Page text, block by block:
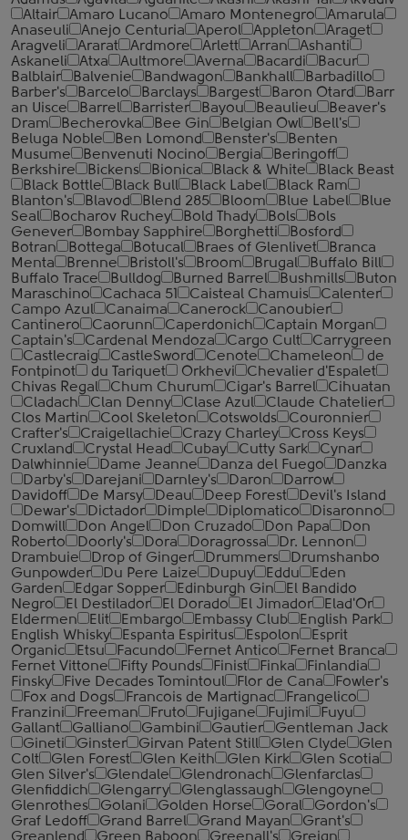
Altair
Amaro Lucano Amaro Montenegro
Amarula
Anaseuli
Anejo Centuria Aperol Appleton
Araget
Aragveli
Ararat Ardmore Arlett Arran
Ashanti
Askaneli
Atxa Aultmore Averna Bacardi
Bacur
Balblair
Balvenie Bandwagon Bankhall
Barbadillo
Barber's
Barcelo Barclays Bargest Baron Otard
Barr
an Uisce
Barrel Barrister Bayou Beaulieu
Beaver's
Dram
Becherovka Bee Gin Belgian Owl
Bell's
Beluga Noble
Ben Lomond Benster's
Benten
Musume
Benvenuti Nocino Bergia
Beringoff
Berkshire
Bickens Bionica Black & White
Black Beast
Black Bottle
Black Bull Black Label
Black Ram
Blanton's
Blavod Blend 285 Bloom Blue Label
Blue
Seal
Bocharov Ruchey Bold Thady Bols
Bols
Genever
Bombay Sapphire Borghetti
Bosford
Botran
Bottega Botucal Braes of Glenlivet
Branca
Menta
Brenne Bristoll's Broom Brugal
Buffalo Bill
Buffalo Trace
Bulldog Burned Barrel Bushmills
Buton
Maraschino
Cachaca 51 Caisteal Chamuis
Calenter
Campo Azul
Canaima Canerock
Canoubier
Cantinero
Caorunn Caperdonich
Captain Morgan
Captain's
Cardenal Mendoza Cargo Cult
Carrygreen
Castlecraig
CastleSword Cenote Chameleon
de
Fontpinot
du Tariquet Orkhevi
Chevalier d'Espalet
Chivas Regal
Chum Churum Cigar's Barrel
Cihuatan
Cladach
Clan Denny Clase Azul
Claude Chatelier
Clos Martin
Cool Skeleton Cotswolds
Couronnier
Crafter's
Craigellachie Crazy Charley
Cross Keys
Cruxland
Crystal Head Cubay Cutty Sark
Cynar
Dalwhinnie
Dame Jeanne Danza del Fuego
Danzka
Darby's
Darejani Darnley's Daron
Darrow
Davidoff
De Marsy Deau Deep Forest
Devil's Island
Dewar's
Dictador Dimple Diplomatico
Disaronno
Domwill
Don Angel Don Cruzado Don Papa
Don
Roberto
Doorly's Dora Doragrossa
Dr. Lennon
Drambuie
Drop of Ginger Drummers
Drumshanbo
Gunpowder
Du Pere Laize Dupuy Eddu
Eden
Garden
Edgar Sopper Edinburgh Gin
El Bandido
Negro
El Destilador El Dorado El Jimador
Elad'Or
Eldermen
Elit Embargo Embassy Club
English Park
English Whisky
Espanta Espiritus Espolon
Esprit
Organic
Etsu Facundo Fernet Antico
Fernet Branca
Fernet Vittone
Fifty Pounds Finist Finka
Finlandia
Finsky
Five Decades Tomintoul Flor de Cana
Fowler's
Fox and Dogs
Francois de Martignac
Frangelico
Franzini
Freeman Fruto Fujigane Fujimi
Fuyu
Gallant
Galliano Gambini Gautier
Gentleman Jack
Gineti
Ginster Girvan Patent Still Glen Clyde
Glen
Colt
Glen Forest Glen Keith Glen Kirk
Glen Scotia
Glen Silver's
Glendale Glendronach
Glenfarclas
Glenfiddich
Glengarry Glenglassaugh
Glengoyne
Glenrothes
Golani Golden Horse Goral
Gordon's
Graf Ledoff
Grand Barrel Grand Mayan
Grant's